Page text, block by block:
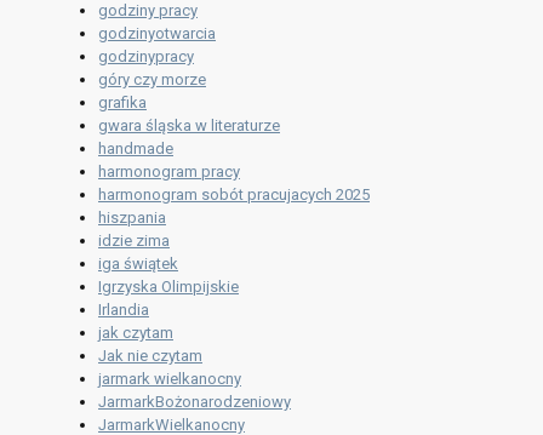
godziny pracy
godzinyotwarcia
godzinypracy
góry czy morze
grafika
gwara śląska w literaturze
handmade
harmonogram pracy
harmonogram sobót pracujacych 2025
hiszpania
idzie zima
iga świątek
Igrzyska Olimpijskie
Irlandia
jak czytam
Jak nie czytam
jarmark wielkanocny
JarmarkBożonarodzeniowy
JarmarkWielkanocny